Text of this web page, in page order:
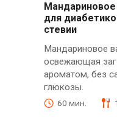
Мандариновое
для
стевии
Мандариновое
освежающая
ароматом, без
глюкозы.
60 мин.